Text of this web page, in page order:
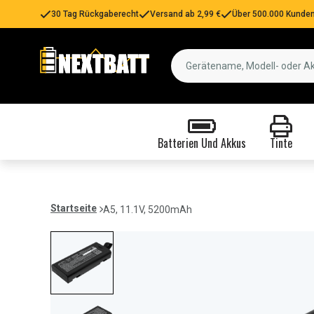
30 Tag Rückgaberecht Versand ab 2,99 € Über 500.000
Batterien Und Akkus Tinte
Startseite A5, 11.1V, 5200mAh